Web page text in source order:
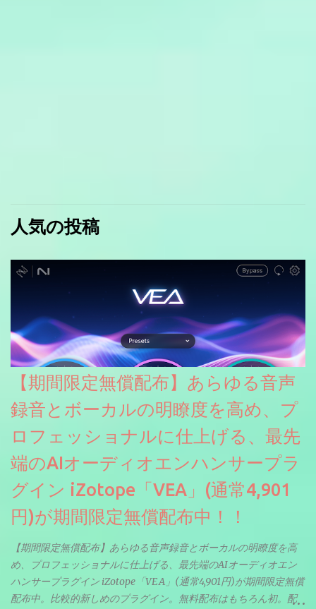
人気の投稿
【期間限定無償配布】あらゆる音声
録音とボーカルの明瞭度を高め、プ
ロフェッショナルに仕上げる、最先
端のAIオーディオエンハンサープラ
グイン iZotope「VEA」(通常4,901
円)が期間限定無償配布中！！
【期間限定無償配布】あらゆる音声録音とボーカルの明瞭度を高
め、プロフェッショナルに仕上げる、最先端のAIオーディオエン
ハンサープラグイン iZotope「VEA」(通常4,901円)が期間限定無償
配布中。比較的新しめのプラグイン。無料配布はもちろん初。配